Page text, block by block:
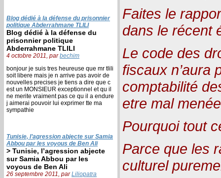
Blog dédié à la défense du prisonnier
politique Abderrahmane TLILI
Blog dédié à la défense du
prisonnier politique
Abderrahmane TLILI
4 octobre 2011, parbechim
bonjour je suis tres heureuse que mr tlili
soit libere mais je n arrive pas avoir de
nouvelles precises je tiens a dire que c
est un MONSIEUR exceptionnel et qu il
ne merite vraiment pas ce qu il a endure
j aimerai pouvoir lui exprimer tte ma
sympathie
Tunisie, l’agression abjecte sur Samia
Abbou par les voyous de Ben Ali
> Tunisie, l’agression abjecte
sur Samia Abbou par les
voyous de Ben Ali
26 septembre 2011, parLiliopatra
Faites le
dans le récent
Le code des
fiscaux n’aura
comptabilité
etre mal
Pourquoi tout
Parce que les
culturel